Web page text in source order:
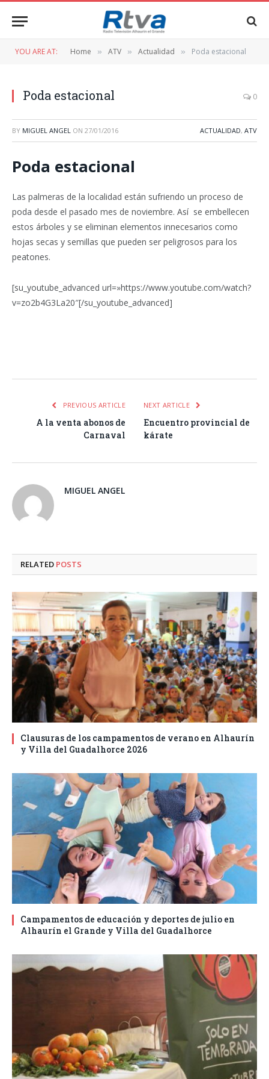
YOU ARE AT: Home » ATV » Actualidad » Poda estacional
Poda estacional 0
BY MIGUEL ANGEL ON 27/01/2016 ACTUALIDAD, ATV
Poda estacional
Las palmeras de la localidad están sufriendo un proceso de
poda desde el pasado mes de noviembre. Así se embellecen
estos árboles y se eliminan elementos innecesarios como
hojas secas y semillas que pueden ser peligrosos para los
peatones.
[su_youtube_advanced url=»https://www.youtube.com/watch?
v=zo2b4G3La20″[/su_youtube_advanced]
PREVIOUS ARTICLE
A la venta abonos de
Carnaval
NEXT ARTICLE
Encuentro provincial de
kárate
MIGUEL ANGEL
RELATED POSTS
Clausuras de los campamentos de verano en Alhaurín
y Villa del Guadalhorce 2026
Campamentos de educación y deportes de julio en
Alhaurín el Grande y Villa del Guadalhorce